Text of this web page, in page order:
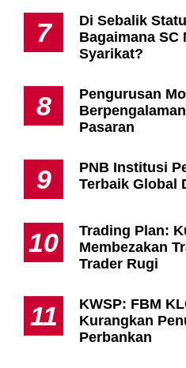
7
Di Sebalik
Bagaimana SC
Syarikat?
8
Pengurusan
Pasaran
9
PNB Institusi
Terbaik Global
10
Trading Plan:
Membezakan
Trader Rugi
11
KWSP: FBM
Kurangkan
Perbankan